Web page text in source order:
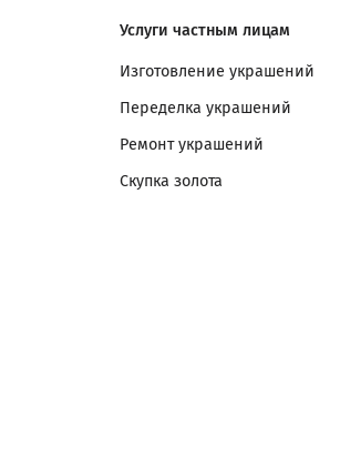
Услуги частным лицам
Изготовление украшений
Переделка украшений
Ремонт украшений
Скупка золота